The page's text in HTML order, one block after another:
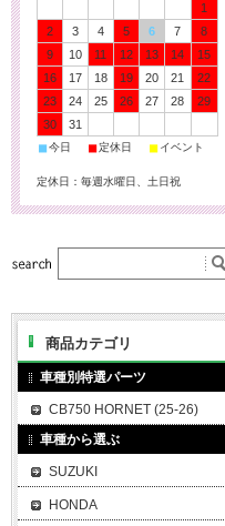
1
2
3 4 5 6 7
8
9
10 11 12 13 14
15
16
17 18 19 20 21
22
23
24 25 26 27 28
29
30
31
■今日 ■定休日 ■ イベント
定休日：毎週水曜日、土日祝
商品カテゴリ
車種別特選パーツ
CB750 HORNET (25-26)
車種から選ぶ
SUZUKI
HONDA